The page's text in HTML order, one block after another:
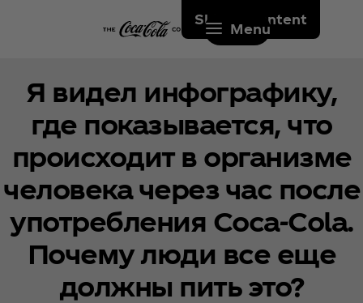
Skip to content
Menu
Я видел инфографику,
где показывается, что
происходит в организме
человека через час после
употребления Coca‑Cola.
Почему люди все еще
должны пить это?